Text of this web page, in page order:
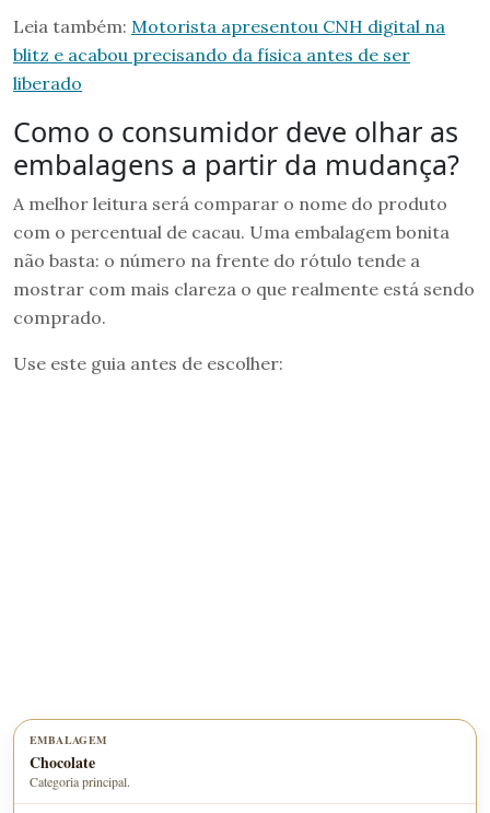
Leia também: Motorista apresentou CNH digital na
blitz e acabou precisando da física antes de ser
liberado
Como o consumidor deve olhar as
embalagens a partir da mudança?
A melhor leitura será comparar o nome do produto
com o percentual de cacau. Uma embalagem bonita
não basta: o número na frente do rótulo tende a
mostrar com mais clareza o que realmente está sendo
comprado.
Use este guia antes de escolher:
Chocolate
Categoria principal.